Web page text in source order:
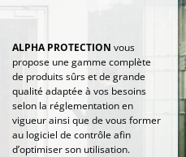
ALPHA PROTECTION vous
propose une gamme complète
de produits sûrs et de grande
qualité adaptée à vos besoins
selon la réglementation en
vigueur ainsi que de vous former
au logiciel de contrôle afin
d’optimiser son utilisation.